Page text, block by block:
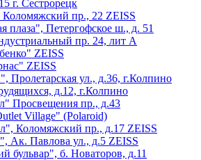
г. Сестрорецк
пр., 22 ZEISS
Петергофское ш., д. 51
пр. 24, лит А
ZEISS
ZEISS
ул., д.36, г.Колпино
д.12, г.Колпино
Просвещения пр., д.43
Village" (Polaroid)
Коломяжский пр., д.17 ZEISS
Ак. Павлова ул., д.5 ZEISS
бульвар", б. Новаторов, д.11